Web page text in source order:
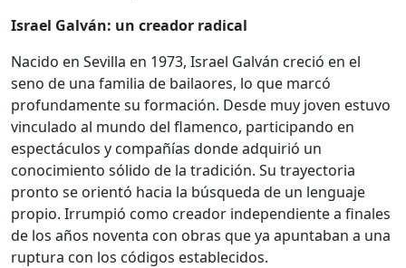
Israel Galván: un creador radical
Nacido en Sevilla en 1973, Israel Galván creció en el
seno de una familia de bailaores, lo que marcó
profundamente su formación. Desde muy joven estuvo
vinculado al mundo del flamenco, participando en
espectáculos y compañías donde adquirió un
conocimiento sólido de la tradición. Su trayectoria
pronto se orientó hacia la búsqueda de un lenguaje
propio. Irrumpió como creador independiente a finales
de los años noventa con obras que ya apuntaban a una
ruptura con los códigos establecidos.